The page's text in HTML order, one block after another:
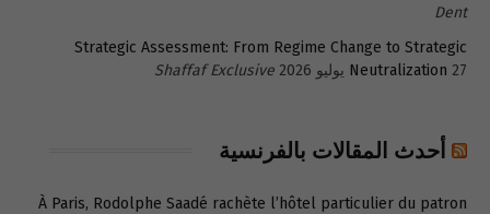
Dent
Strategic Assessment: From Regime Change to Strategic
Neutralization 27 يوليو 2026 Shaffaf Exclusive
أحدث المقالات بالفرنسية
À Paris, Rodolphe Saadé rachète l’hôtel particulier du patron